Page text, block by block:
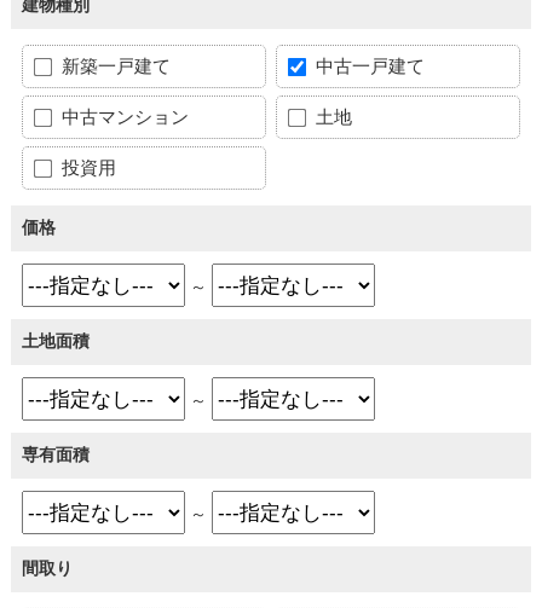
建物種別
新築一戸建て 中古一戸建て
中古マンション 土地
投資用
価格
～
土地面積
～
専有面積
～
間取り